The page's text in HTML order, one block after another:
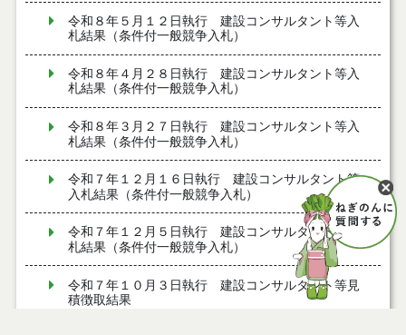
令和８年５月１２日執行 建設コンサルタント等入
札結果（条件付一般競争入札）
令和８年４月２８日執行 建設コンサルタント等入
札結果（条件付一般競争入札）
令和８年３月２７日執行 建設コンサルタント等入
札結果（条件付一般競争入札）
令和７年１２月１６日執行 建設コンサルタント等
入札結果（条件付一般競争入札）
令和７年１２月５日執行 建設コンサルタント等入
札結果（条件付一般競争入札）
令和７年１０月３日執行 建設コンサルタント等見
積徴取結果